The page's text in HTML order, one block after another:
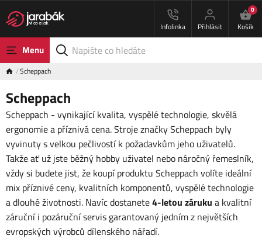
Infolinka Přihlásit
0
Košík
Menu
Scheppach
Scheppach
Scheppach - vynikající kvalita, vyspělé technologie, skvělá
ergonomie a příznivá cena. Stroje značky Scheppach byly
vyvinuty s velkou pečlivostí k požadavkům jeho uživatelů.
Takže ať už jste běžný hobby uživatel nebo náročný řemeslník,
vždy si budete jist, že koupí produktu Scheppach volíte ideální
mix příznivé ceny, kvalitních komponentů, vyspělé technologie
a dlouhé životnosti. Navíc dostanete4-letou záruku a kvalitní
záruční i pozáruční servis garantovaný jedním z největších
evropských výrobců dílenského nářadí.